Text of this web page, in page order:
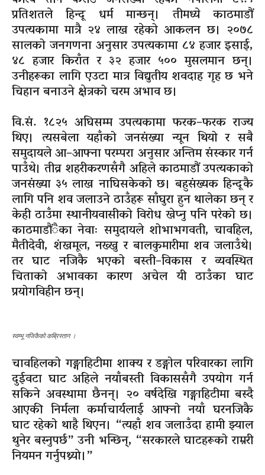
प्रतिशतले हिन्दू धर्म मान्छन्। तीमध्ये काठमाडौं
उपत्यकामा मात्रै २४ लाख रहेको आकलन छ। २०७८
सालको जनगणना अनुसार उपत्यकामा ८४ हजार इसाई,
४८ हजार किराँत र ३२ हजार ५०० मुसलमान छन्।
उनीहरूका लागि एउटा मात्र विद्युतीय शवदाह गृह छ भने
चिहान बनाउने क्षेत्रको चरम अभाव छ।
वि.सं. १८२५ अघिसम्म उपत्यकामा फरक–फरक राज्य
थिए। त्यसबेला यहाँको जनसंख्या न्यून थियो र सबै
समुदायले आ–आफ्ना परम्परा अनुसार अन्तिम संस्कार गर्न
पाउँथे। तीव्र शहरीकरणसँगै अहिले काठमाडौं उपत्यकाको
जनसंख्या ३५ लाख नाघिसकेको छ। बहुसंख्यक हिन्दूकै
लागि पनि शव जलाउने ठाउँहरू साँघुरा हुन थालेका छन् र
केही ठाउँमा स्थानीयवासीको विरोध खेप्नु पनि परेको छ।
काठमाडौंैका नेवाः समुदायले शोभाभगवती, चावहिल,
मैतीदेवी, शंखमूल, नख्खु र बालकुमारीमा शव जलाउँथे।
तर घाट नजिकै भएको बस्ती–विकास र व्यवस्थित
चिताको अभावका कारण अचेल यी ठाउँका घाट
प्रयोगविहीन छन्।
स्वम्भू नजिकैको कब्रिस्तान ।
चावहिलको गङ्गाहिटीमा शाक्य र डङ्गोल परिवारका लागि
दुईवटा घाट अहिले नयाँबस्ती विकाससँगै उपयोग गर्न
सकिने अवस्थामा छैनन्। २० वर्षदेखि गङ्गाहिटीमा बस्दै
आएकी निर्मला कर्माचार्यलाई आफ्नो नयाँ घरनजिकै
घाट रहेको थाहै थिएन। “त्यहाँ शव जलाउँदा हामी झ्याल
थुनेर बस्नुपर्छ” उनी भन्छिन्, “सरकारले घाटहरूको राम्ररी
नियमन गर्नुपथ्र्याे।”